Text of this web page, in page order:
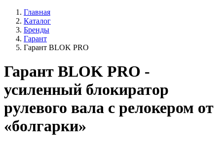
Главная
Каталог
Бренды
Гарант
Гарант BLOK PRO
Гарант BLOK PRO -
усиленный блокиратор
рулевого вала с релокером от
«болгарки»